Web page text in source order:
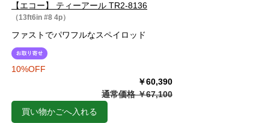
【エコー】 ティーアール TR2-8136
（13ft6in #8 4p）
ファストでパワフルなスペイロッド
10%OFF
￥60,390
通常価格 ￥67,100
買い物かごへ入れる